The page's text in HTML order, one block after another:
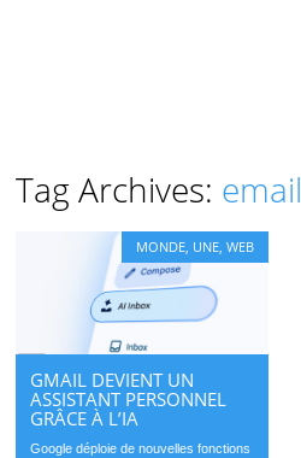
Tag Archives: email
MONDE UNE ,WEB
GMAIL DEVIENT UN
ASSISTANT PERSONNEL
GRÂCE À L’IA
Google déploie de nouvelles fonctions